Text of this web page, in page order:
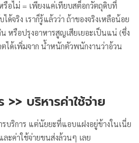
อไม่ = เพียงแค่เทียบสต็อกวัตถุดิบที่
ด้จริง เราก็รู้แล้วว่า ถ้าของจริงเหลือน้อย
หรือปรุงอาหารสูญเสียเยอะเป็นแน่ (ซึ่ง
ตได้เพิ่มจาก น้ำหนักตัวพนักงานว่าอ้วน
>> บริหารค่าใช้จ่าย
รบริการ แต่นัยยะที่แอบแฝงอยู่ข้างในเนี่ย
ะค่าใช้จ่ายขนส่งล้วนๆ เลย